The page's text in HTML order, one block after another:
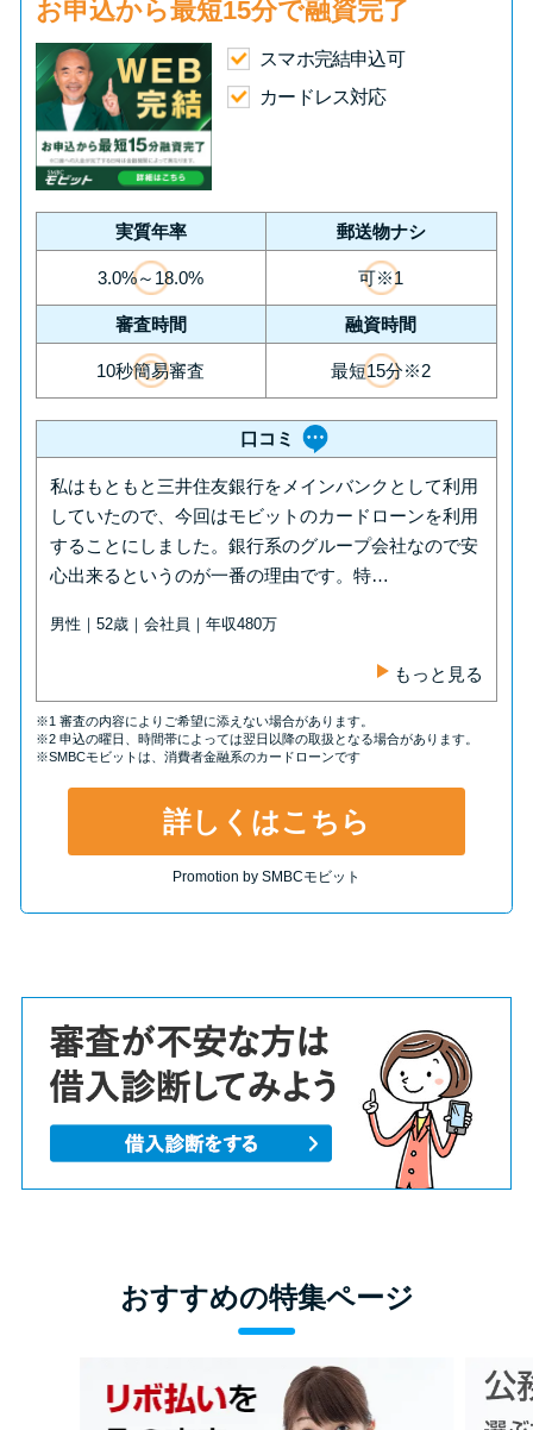
お申込から最短15分で融資完了
スマホ完結申込可
カードレス対応
実質年率 郵送物ナシ
3.0%～18.0% 可※1
審査時間 融資時間
10秒簡易審査 最短15分※2
口コミ
私はもともと三井住友銀行をメインバンクとして利用
していたので、今回はモビットのカードローンを利用
することにしました。銀行系のグループ会社なので安
心出来るというのが一番の理由です。特…
男性｜52歳｜会社員｜年収480万
もっと見る
※1 審査の内容によりご希望に添えない場合があります。
※2 申込の曜日、時間帯によっては翌日以降の取扱となる場合があります。
※SMBCモビットは、消費者金融系のカードローンです
詳しくはこちら
Promotion by SMBCモビット
おすすめの特集ページ